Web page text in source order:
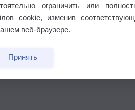
ограничить или
cookie, изменив
веб-браузере.
Принять